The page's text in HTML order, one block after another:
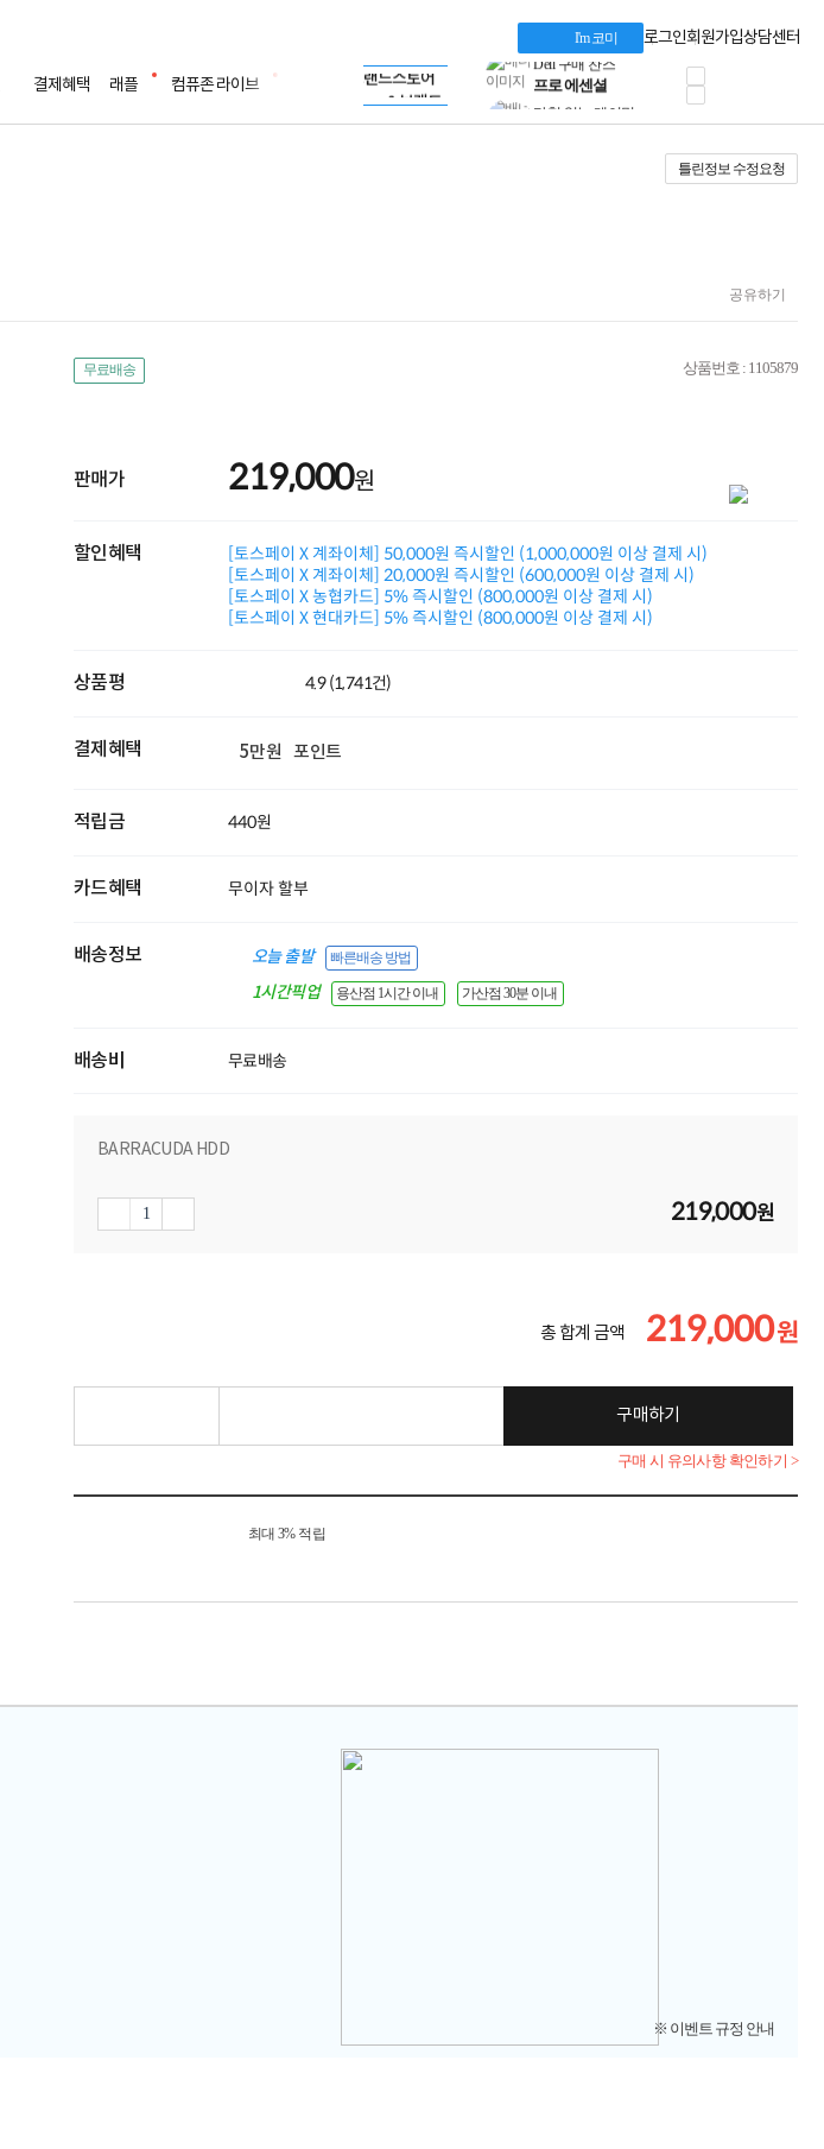
I'm 코미 로그인회원가입상담센터
결제혜택 래플 컴퓨존 라이브
LG gram & 브랜드스토어
Microsoft 브랜드스토어
AMD 브랜드스토어
Dell 구매 찬스
프로 에센셜
타협 없는 게이밍
HP OMEN
로지텍
적립금 3% 페이백
시스코 스위칭허브
누적 금액 별
적립금 페이백!
프로 에센셜
틀린정보 수정요청
공유하기
무료배송 상품번호 : 1105879
판매가 219,000원
할인혜택
[토스페이 X 계좌이체] 50,000원 즉시할인 (1,000,000원 이상 결제 시)
[토스페이 X 계좌이체] 20,000원 즉시할인 (600,000원 이상 결제 시)
[토스페이 X 농협카드] 5% 즉시할인 (800,000원 이상 결제 시)
[토스페이 X 현대카드] 5% 즉시할인 (800,000원 이상 결제 시)
상품평 4.9 (1,741건)
결제혜택 5만원 포인트
적립금 440원
카드혜택 무이자 할부
배송정보 오늘 출발 빠른배송 방법
1시간픽업 용산점 1시간 이내 가산점 30분 이내
배송비 무료배송
BARRACUDA HDD
219,000원
총 합계 금액 219,000원
구매하기
구매 시 유의사항 확인하기 >
최대 3% 적립
※ 이벤트 규정 안내